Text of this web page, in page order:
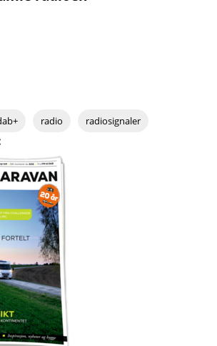
radio radiosignaler